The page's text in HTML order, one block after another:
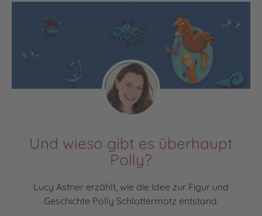
Und wieso gibt es überhaupt
Polly?
Lucy Astner erzählt, wie die Idee zur Figur und
Geschichte Polly Schlottermotz entstand.